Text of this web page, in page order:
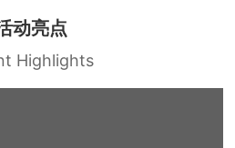
动亮点
Highlights